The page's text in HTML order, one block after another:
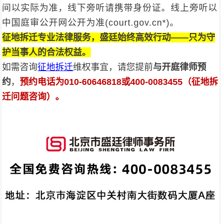
间以实际为准，线下旁听请携带身份证。线上旁听以
中国庭审公开网公开为准(court.gov.cn*)。
征地拆迁专业法律服务，盛廷始终高效行动——只为守
护当事人的合法权益。
如需咨询征地拆迁维权事宜，请您提前与开庭律师预
约，预约电话为010-60646818或400-0083455（征地拆
迁问题咨询）。